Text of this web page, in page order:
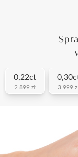
0,22ct
2 899 zł 3 999